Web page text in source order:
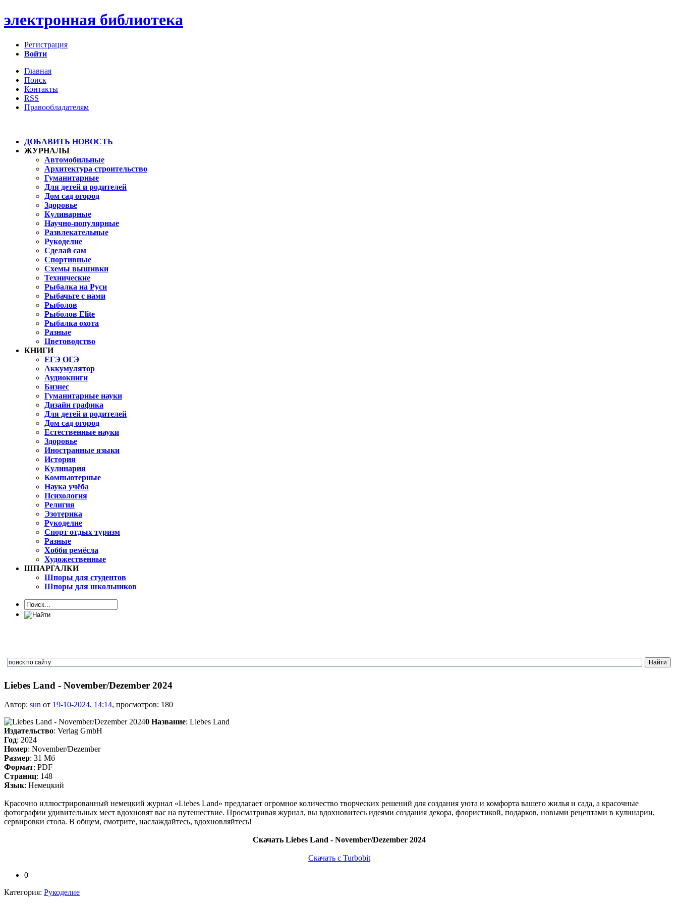
электронная библиотека
Регистрация
Войти
Главная
Поиск
Контакты
RSS
Правообладателям
ДОБАВИТЬ НОВОСТЬ
ЖУРНАЛЫ
Автомобильные
Архитектура строительство
Гуманитарные
Для детей и родителей
Дом сад огород
Здоровье
Кулинарные
Научно-популярные
Развлекательные
Рукоделие
Сделай сам
Спортивные
Схемы вышивки
Технические
Рыбалка на Руси
Рыбачьте с нами
Рыболов
Рыболов Elite
Рыбалка охота
Разные
Цветоводство
КНИГИ
ЕГЭ ОГЭ
Аккумулятор
Аудиокниги
Бизнес
Гуманитарные науки
Дизайн графика
Для детей и родителей
Дом сад огород
Естественные науки
Здоровье
Иностранные языки
История
Кулинария
Компьютерные
Наука учёба
Психология
Религия
Эзотерика
Рукоделие
Спорт отдых туризм
Разные
Хобби ремёсла
Художественные
ШПАРГАЛКИ
Шпоры для студентов
Шпоры для школьников
Liebes Land - November/Dezember 2024
Автор: sun от 19-10-2024, 14:14, просмотров: 180
0 Название: Liebes Land
Издательство: Verlag GmbH
Год: 2024
Номер: November/Dezember
Размер: 31 Мб
Формат: PDF
Страниц: 148
Язык: Немецкий
Красочно иллюстрированный немецкий журнал «Liebes Land» предлагает огромное количество творческих решений для создания уюта и комфорта вашего жилья и сада, а красочные
фотографии удивительных мест вдохновят вас на путешествие. Просматривая журнал, вы вдохновитесь идеями создания декора, флористикой, подарков, новыми рецептами в кулинарии,
сервировки стола. В общем, смотрите, наслаждайтесь, вдохновляйтесь!
Скачать Liebes Land - November/Dezember 2024
Скачать с Turbobit
0
Категория: Рукоделие